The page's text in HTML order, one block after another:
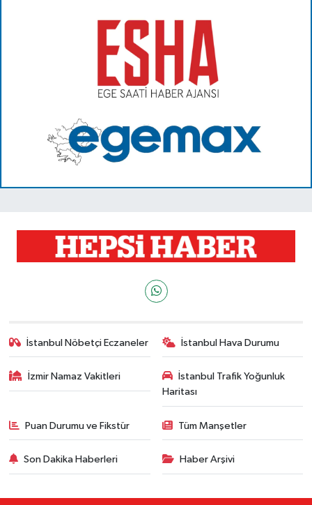
İstanbul Nöbetçi Eczaneler İstanbul Hava Durumu
İzmir Namaz Vakitleri
İstanbul Trafik Yoğunluk
Haritası
Puan Durumu ve Fikstür Tüm Manşetler
Son Dakika Haberleri Haber Arşivi